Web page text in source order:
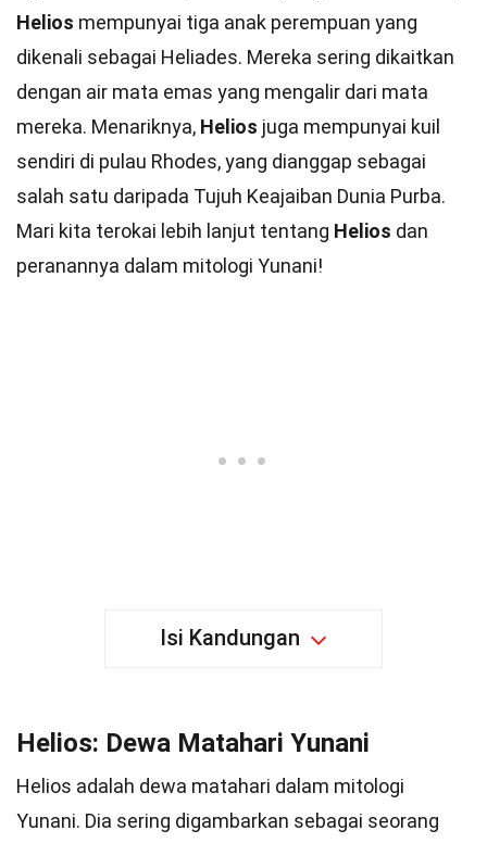
Helios mempunyai tiga anak perempuan yang
dikenali sebagai Heliades. Mereka sering dikaitkan
dengan air mata emas yang mengalir dari mata
mereka. Menariknya, Helios juga mempunyai kuil
sendiri di pulau Rhodes, yang dianggap sebagai
salah satu daripada Tujuh Keajaiban Dunia Purba.
Mari kita terokai lebih lanjut tentang Helios dan
peranannya dalam mitologi Yunani!
Isi Kandungan
Helios: Dewa Matahari Yunani
Helios adalah dewa matahari dalam mitologi
Yunani. Dia sering digambarkan sebagai seorang